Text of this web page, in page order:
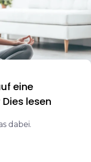
eine
lesen
dabei.